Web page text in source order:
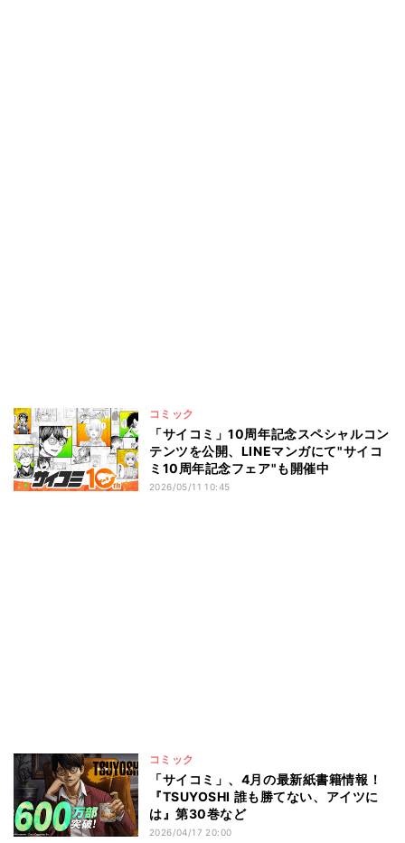
コミック
「サイコミ」10周年記念スペシャルコン
テンツを公開、LINEマンガにて"サイコ
ミ10周年記念フェア"も開催中
2026/05/11 10:45
コミック
「サイコミ」、4月の最新紙書籍情報！
『TSUYOSHI 誰も勝てない、アイツに
は』第30巻など
2026/04/17 20:00